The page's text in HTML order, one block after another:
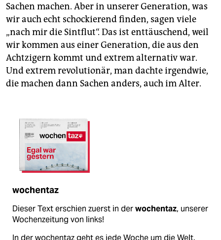
Sachen machen. Aber in unserer Generation, was
wir auch echt schockierend finden, sagen viele
„nach mir die Sintflut“. Das ist enttäuschend, weil
wir kommen aus einer Generation, die aus den
Achtzigern kommt und extrem alternativ war.
Und extrem revolutionär, man dachte irgendwie,
die machen dann Sachen anders, auch im Alter.
wochentaz
Dieser Text erschien zuerst in derwochentaz, unserer
Wochenzeitung von links!
In der wochentaz geht es jede Woche um die Welt,